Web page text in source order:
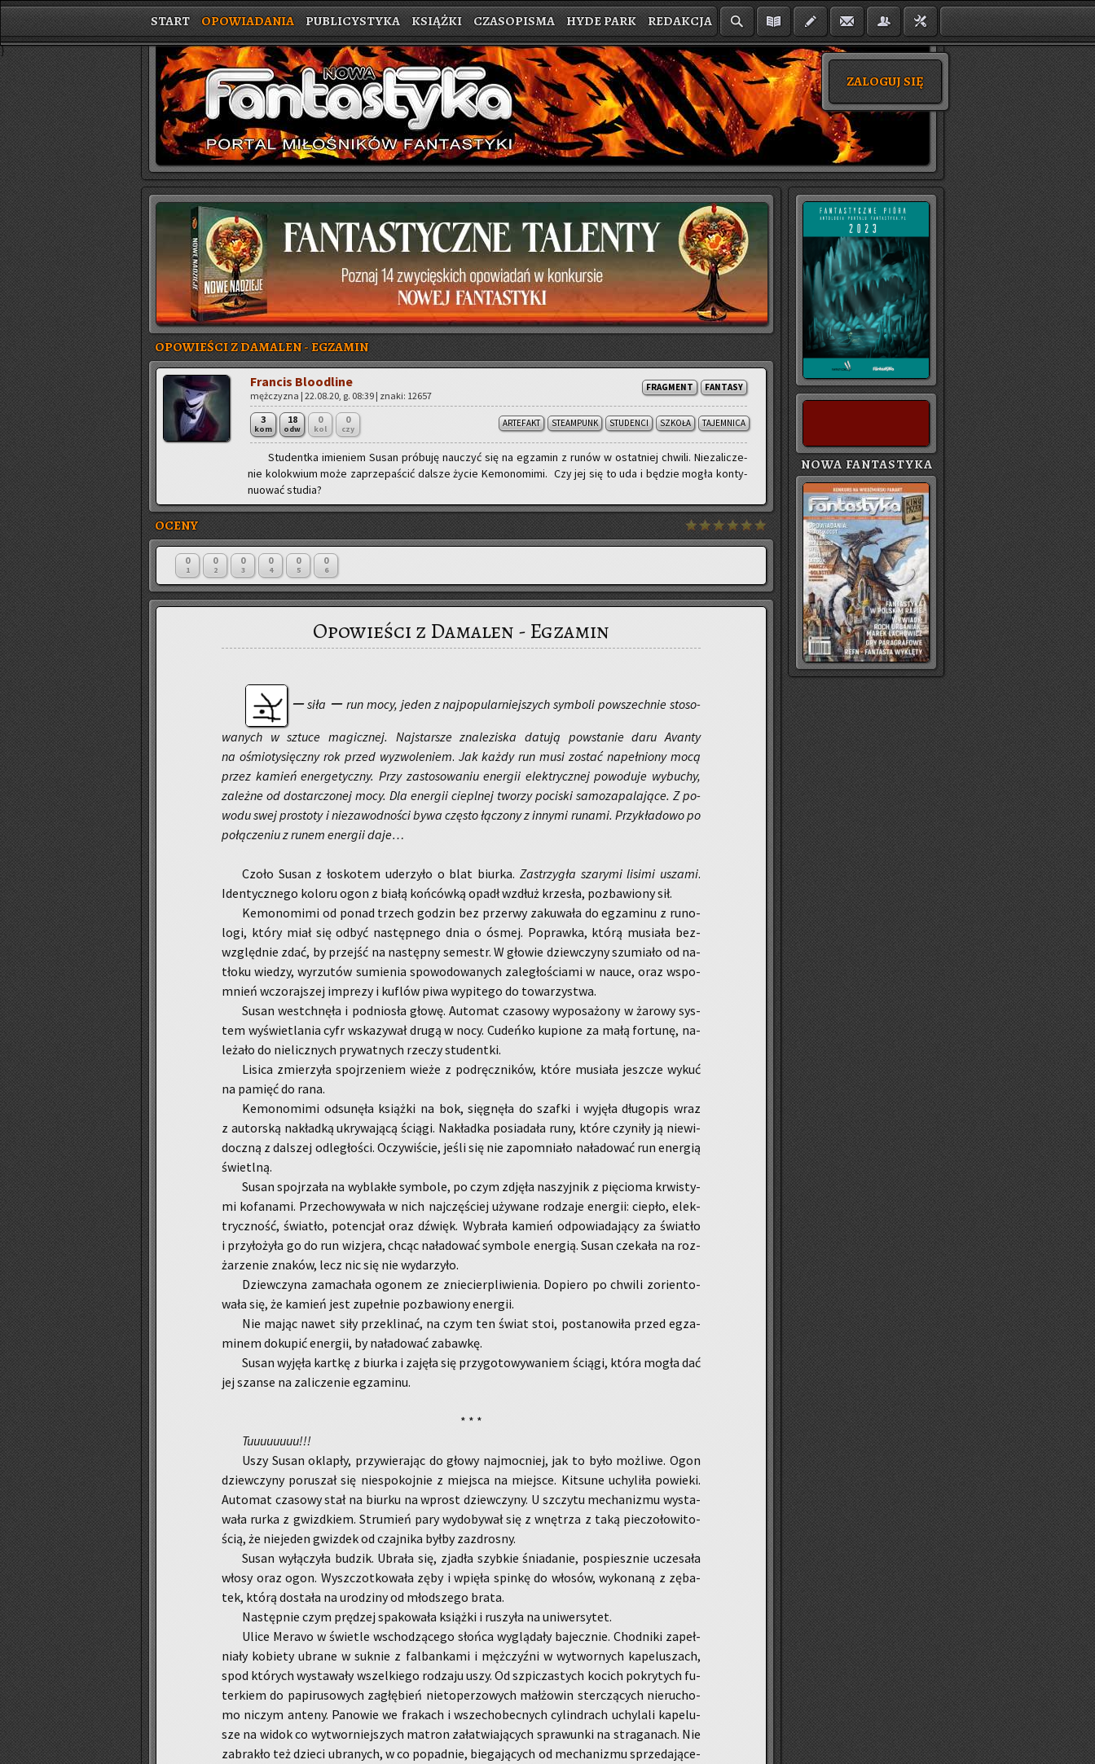
START OPOWIADANIA PUBLICYSTYKA KSIĄŻKI CZASOPISMA HYDE PARK REDAKCJA
ZALOGUJ SIĘ
}
OPOWIEŚCI Z DAMALEN - EGZAMIN
FRAGMENT FANTASY
Fran­cis Blo­odli­ne
męż­czy­zna | 22.08.20, g. 08:39 | znaki: 12657
3
kom
18
odw
0
kol
0
czy
ARTEFAKT STEAMPUNK STUDENCI SZKOŁA TAJEMNICA
Stu­dent­ka imie­niem Susan pró­bu­ję na­uczyć się na eg­za­min z runów w ostat­niej chwi­li. Nie­za­li­cze­
nie ko­lo­kwium może za­prze­pa­ścić dal­sze życie Ke­mo­no­mi­mi. Czy jej się to uda i bę­dzie mogła kon­ty­
nu­ować stu­dia?
OCENY
0
1
0
2
0
3
0
4
0
5
0
6
Opowieści z Damalen - Egzamin
ー siła ー run mocy, jeden z naj­po­pu­lar­niej­szych sym­bo­li po­wszech­nie sto­so­
wa­nych w sztu­ce ma­gicz­nej. Naj­star­sze zna­le­zi­ska da­tu­ją po­wsta­nie daru Avan­ty
na ośmio­ty­sięcz­ny rok przed wy­zwo­le­niem. Jak każdy run musi zo­stać na­peł­nio­ny mocą
przez ka­mień ener­ge­tycz­ny. Przy za­sto­so­wa­niu ener­gii elek­trycz­nej po­wo­du­je wy­bu­chy,
za­leż­ne od do­star­czo­nej mocy. Dla ener­gii ciepl­nej two­rzy po­ci­ski sa­mo­za­pa­la­ją­ce. Z po­
wo­du swej pro­sto­ty i nie­za­wod­no­ści bywa czę­sto łą­czo­ny z in­ny­mi ru­na­mi. Przy­kła­do­wo po
po­łą­cze­niu z runem ener­gii daje…
Czoło Susan z ło­sko­tem ude­rzy­ło o blat biur­ka. Za­strzy­gła sza­ry­mi li­si­mi usza­mi.
Iden­tycz­ne­go ko­lo­ru ogon z białą koń­ców­ką opadł wzdłuż krze­sła, po­zba­wio­ny sił.
Ke­mo­no­mi­mi od ponad trzech go­dzin bez prze­rwy za­ku­wa­ła do eg­za­mi­nu z ru­no­
lo­gi, który miał się odbyć na­stęp­ne­go dnia o ósmej. Po­praw­ka, którą mu­sia­ła bez­
względ­nie zdać, by przejść na na­stęp­ny se­mestr. W gło­wie dziew­czy­ny szu­mia­ło od na­
tło­ku wie­dzy, wy­rzu­tów su­mie­nia spo­wo­do­wa­nych za­le­gło­ścia­mi w nauce, oraz wspo­
mnień wczo­raj­szej im­pre­zy i ku­flów piwa wy­pi­te­go do to­wa­rzy­stwa.
Susan wes­tchnę­ła i pod­nio­sła głowę. Au­to­mat cza­so­wy wy­po­sa­żo­ny w ża­ro­wy sys­
tem wy­świe­tla­nia cyfr wska­zy­wał drugą w nocy. Cu­deń­ko ku­pio­ne za małą for­tu­nę, na­
le­ża­ło do nie­licz­nych pry­wat­nych rze­czy stu­dent­ki.
Li­si­ca zmie­rzy­ła spoj­rze­niem wieże z pod­ręcz­ni­ków, które mu­sia­ła jesz­cze wykuć
na pa­mięć do rana.
Ke­mo­no­mi­mi od­su­nę­ła książ­ki na bok, się­gnę­ła do szaf­ki i wy­ję­ła dłu­go­pis wraz
z au­tor­ską na­kład­ką ukry­wa­ją­cą ścią­gi. Na­kład­ka po­sia­da­ła runy, które czy­ni­ły ją nie­wi­
docz­ną z dal­szej od­le­gło­ści. Oczy­wi­ście, jeśli się nie za­po­mnia­ło na­ła­do­wać run ener­gią
świetl­ną.
Susan spoj­rza­ła na wy­bla­kłe sym­bo­le, po czym zdję­ła na­szyj­nik z pię­cio­ma krwi­sty­
mi ko­fa­na­mi. Prze­cho­wy­wa­ła w nich naj­czę­ściej uży­wa­ne ro­dza­je ener­gii: cie­pło, elek­
trycz­ność, świa­tło, po­ten­cjał oraz dźwięk. Wy­bra­ła ka­mień od­po­wia­da­ją­cy za świa­tło
i przy­ło­ży­ła go do run wi­zje­ra, chcąc na­ła­do­wać sym­bo­le ener­gią. Susan cze­ka­ła na roz­
ża­rze­nie zna­ków, lecz nic się nie wy­da­rzy­ło.
Dziew­czy­na za­ma­cha­ła ogo­nem ze znie­cier­pli­wie­nia. Do­pie­ro po chwi­li zo­rien­to­
wa­ła się, że ka­mień jest zu­peł­nie po­zba­wio­ny ener­gii.
Nie mając nawet siły prze­kli­nać, na czym ten świat stoi, po­sta­no­wi­ła przed eg­za­
mi­nem do­ku­pić ener­gii, by na­ła­do­wać za­baw­kę.
Susan wy­ję­ła kart­kę z biur­ka i za­ję­ła się przy­go­to­wy­wa­niem ścią­gi, która mogła dać
jej szan­se na za­li­cze­nie eg­za­mi­nu.
* * *
Tu­uuuuuuu!!!
Uszy Susan okla­pły, przy­wie­ra­jąc do głowy naj­moc­niej, jak to było moż­li­we. Ogon
dziew­czy­ny po­ru­szał się nie­spo­koj­nie z miej­sca na miej­sce. Kit­su­ne uchy­li­ła po­wie­ki.
Au­to­mat cza­so­wy stał na biur­ku na wprost dziew­czy­ny. U szczy­tu me­cha­ni­zmu wy­sta­
wa­ła rurka z gwizd­kiem. Stru­mień pary wy­do­by­wał się z wnę­trza z taką pie­czo­ło­wi­to­
ścią, że nie­je­den gwiz­dek od czaj­ni­ka byłby za­zdro­sny.
Susan wy­łą­czy­ła bu­dzik. Ubra­ła się, zja­dła szyb­kie śnia­da­nie, po­spiesz­nie ucze­sa­ła
włosy oraz ogon. Wy­szczot­ko­wa­ła zęby i wpię­ła spin­kę do wło­sów, wy­ko­na­ną z zę­ba­
tek, którą do­sta­ła na uro­dzi­ny od młod­sze­go brata.
Na­stęp­nie czym prę­dzej spa­ko­wa­ła książ­ki i ru­szy­ła na uni­wer­sy­tet.
Ulice Me­ra­vo w świe­tle wscho­dzą­ce­go słoń­ca wy­glą­da­ły ba­jecz­nie. Chod­ni­ki za­peł­
nia­ły ko­bie­ty ubra­ne w suk­nie z fal­ban­ka­mi i męż­czyź­ni w wy­twor­nych ka­pe­lu­szach,
spod któ­rych wy­sta­wa­ły wszel­kie­go ro­dza­ju uszy. Od szpi­cza­stych ko­cich po­kry­tych fu­
ter­kiem do pa­pi­ru­so­wych za­głę­bień nie­to­pe­rzo­wych mał­żo­win ster­czą­cych nie­ru­cho­
mo ni­czym an­te­ny. Pa­no­wie we fra­kach i wszech­obec­nych cy­lin­drach uchy­la­li ka­pe­lu­
sze na widok co wy­twor­niej­szych ma­tron za­ła­twia­ją­cych spra­wun­ki na stra­ga­nach. Nie
za­bra­kło też dzie­ci ubra­nych, w co po­pad­nie, bie­ga­ją­cych od me­cha­ni­zmu sprze­da­ją­ce­
NOWA FANTASTYKA